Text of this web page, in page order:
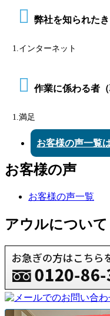
弊社を知られた
1.インターネット
作業に係わる者
1.満足
お客様の声一覧
お客様の声
お客様の声一覧
アウルについて